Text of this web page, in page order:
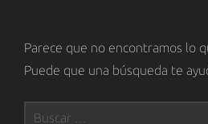
Parece que no encontramos lo
Puede que una búsqueda te
Buscar: